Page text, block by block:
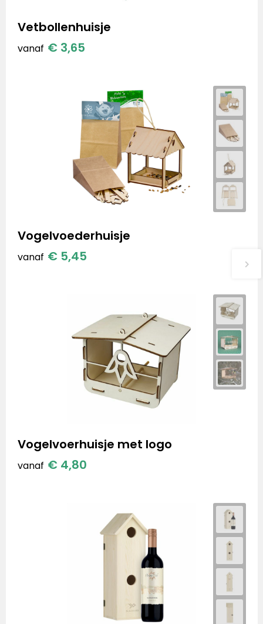
Vetbollenhuisje
vanaf € 3,65
Vogelvoederhuisje
vanaf € 5,45
Vogelvoerhuisje met logo
vanaf € 4,80